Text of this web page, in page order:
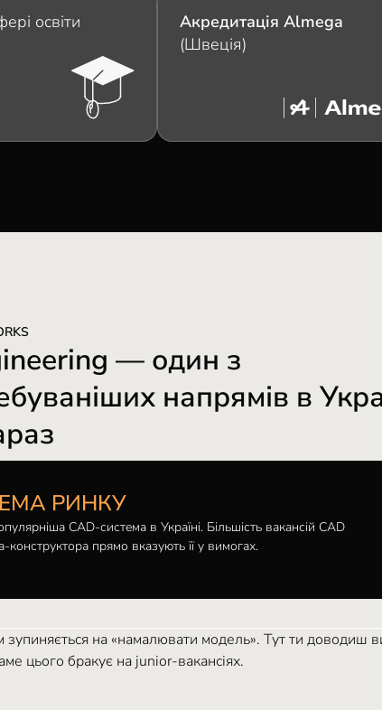
освіти
Акредитація Almega
(Швеція)
— один з
напрямів в
РИНКУ
CAD-система в Україні. Більшість вакансій CAD
конструктора прямо вказують її у вимогах.
зупиняється на «намалювати модель». Тут ти доводиш
цього бракує на junior-вакансіях.